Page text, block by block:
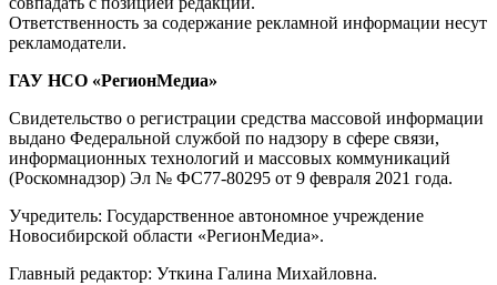
Ответственность за содержание рекламной информации несут
рекламодатели.
ГАУ НСО «РегионМедиа»
Свидетельство о регистрации средства массовой информации
выдано Федеральной службой по надзору в сфере связи,
информационных технологий и массовых коммуникаций
(Роскомнадзор) Эл № ФС77-80295 от 9 февраля 2021 года.
Учредитель: Государственное автономное учреждение
Новосибирской области «РегионМедиа».
Главный редактор: Уткина Галина Михайловна.